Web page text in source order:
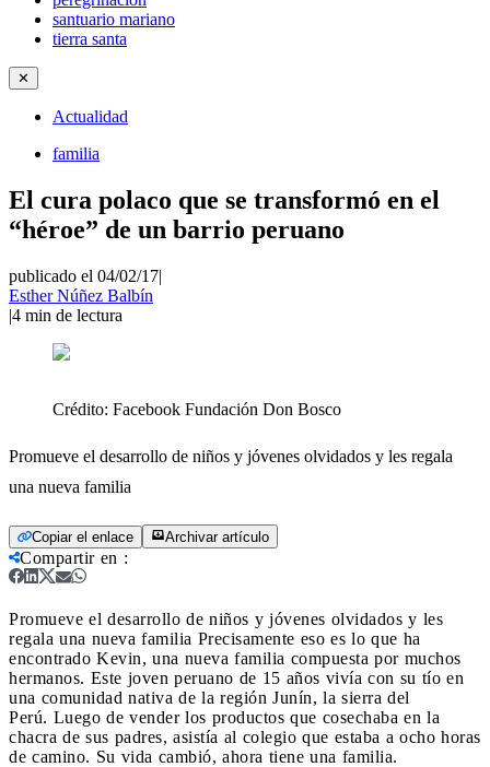
santuario mariano
tierra santa
✕
Actualidad
familia
El cura polaco que se transformó en el
“héroe” de un barrio peruano
publicado el 04/02/17|
Esther Núñez Balbín
|4 min de lectura
Crédito: Facebook Fundación Don Bosco
Promueve el desarrollo de niños y jóvenes olvidados y les regala
una nueva familia
Copiar el enlace Archivar artículo
Compartir en :
Promueve el desarrollo de niños y jóvenes olvidados y les
regala una nueva familia Precisamente eso es lo que ha
encontrado Kevin, una nueva familia compuesta por muchos
hermanos. Este joven peruano de 15 años vivía con su tío en
una comunidad nativa de la región Junín, la sierra del
Perú. Luego de vender los productos que cosechaba en la
chacra de sus padres, asistía al colegio que estaba a ocho horas
de camino. Su vida cambió, ahora tiene una familia.